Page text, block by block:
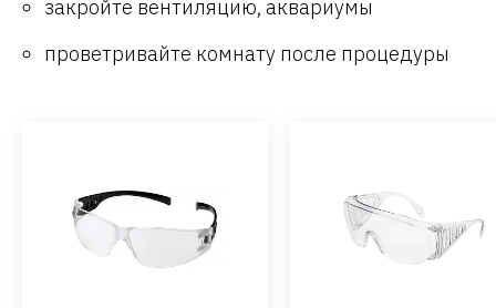
закройте вентиляцию, аквариумы
проветривайте комнату после процедуры